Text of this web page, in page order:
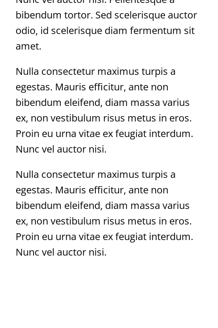
bibendum tortor. Sed scelerisque auctor
odio, id scelerisque diam fermentum sit
amet.
Nulla consectetur maximus turpis a
egestas. Mauris efficitur, ante non
bibendum eleifend, diam massa varius
ex, non vestibulum risus metus in eros.
Proin eu urna vitae ex feugiat interdum.
Nunc vel auctor nisi.
Nulla consectetur maximus turpis a
egestas. Mauris efficitur, ante non
bibendum eleifend, diam massa varius
ex, non vestibulum risus metus in eros.
Proin eu urna vitae ex feugiat interdum.
Nunc vel auctor nisi.